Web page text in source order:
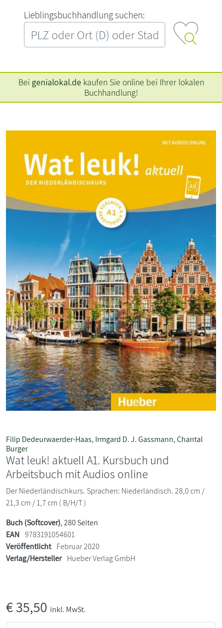
L‍i‍e‍b‍l‍i‍n‍g‍s‍b‍u‍c‍h‍h‍a‍n‍d‍l‍u‍n‍g‍ ‍s‍u‍c‍h‍e‍n‍:‍
Bei genialokal.de kaufen Sie online bei Ihrer lokalen
Buchhandlung!
Filip Dedeurwaerder-Haas, Irmgard D. J. Gassmann,Chantal
Burger
Wat leuk! aktuell A1. Kursbuch und
Arbeitsbuch mit Audios online
Der Niederländischkurs. Sprachen: Niederländisch. 28,0 cm /
21,3 cm / 1,7 cm ( B/H/T )
Buch (Softcover), 280 Seiten
EAN 9783191054601
Veröffentlicht Februar 2020
Verlag/Hersteller Hueber Verlag GmbH
€35,50 inkl. MwSt.